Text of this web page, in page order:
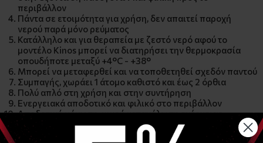
περιβάλλον
Πάντα σε ετοιμότητα για χρήση, δεν απαιτεί παροχή
νερού παρά μόνο ρεύματος
Κατάλληλο και για θεραπεία με ζεστό νερό αφού το
μοντέλο Kinos μπορεί να διατηρήσει την θερμοκρασία
οπουδήποτε μεταξύ +4°C - +38°
Μπορεί να μεταφερθεί και να τοποθετηθεί σχεδόν παντού
Συμπαγής, χωράει 1 άτομο καθιστό και έως 2 όρθια
Πολύ απλό στη χρήση και στην συντήρηση
Ενεργειακά αποδοτικό και φιλικό στο περιβάλλον
Αποδοτική μόνωση, μικρή κατανάλωση ενέργειας
Αλλαγή νερού κάθε 3-8 εβδομάδες ανάλογα με το φόρτο